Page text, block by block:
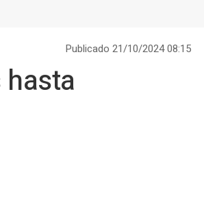
Publicado 21/10/2024 08:15